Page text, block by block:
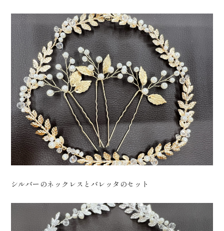
シルバーのネックレスとバレッタのセット